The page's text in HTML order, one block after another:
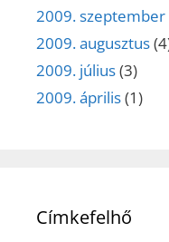
2009. szeptember
2009. augusztus
2009. július(3)
2009. április(1)
Címkefelhő